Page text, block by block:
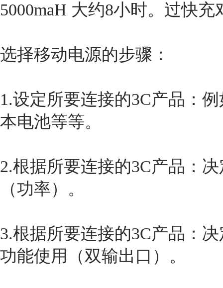
5000maH 大约8小时。过快
选择移动电源的步骤：
1.设定所要连接的3C产品：
本电池等等。
2.根据所要连接的3C产品：
（功率）。
3.根据所要连接的3C产品：
功能使用（双输出口）。